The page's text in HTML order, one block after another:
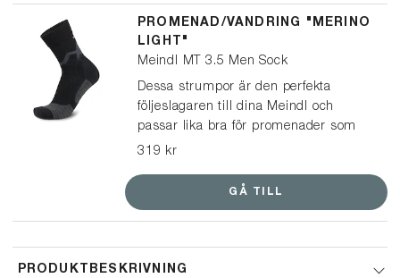
grepp och hög kvalitet.
PROMENAD/VANDRING "MERINO
LIGHT"
Meindl MT 3.5 Men Sock
Dessa strumpor är den perfekta
följeslagaren till dina Meindl och
passar lika bra för promenader som
vandringar. En multifunktionell och lätt
merinoull och syntetiskt garn, vilket
balanserat klimat i dina skor.
319 kr
GÅ TILL
PRODUKTBESKRIVNING